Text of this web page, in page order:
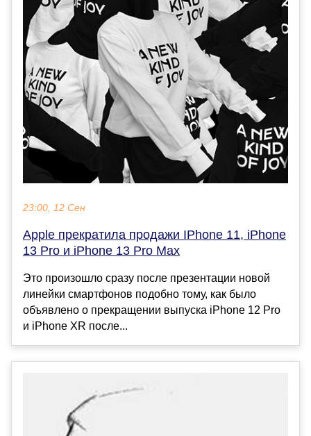
23:00, 12 Сен
Apple прекратила продажи IPhone 11, iPhone
13 Pro и iPhone 13 Pro Max
Это произошло сразу после презентации новой
линейки смартфонов подобно тому, как было
объявлено о прекращении выпуска iPhone 12 Pro
и iPhone XR после...